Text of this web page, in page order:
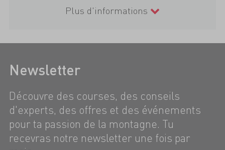
Plus d'informations
Newsletter
Découvre des courses, des conseils
d'experts, des offres et des événements
pour ta passion de la montagne. Tu
recevras notre newsletter une fois par